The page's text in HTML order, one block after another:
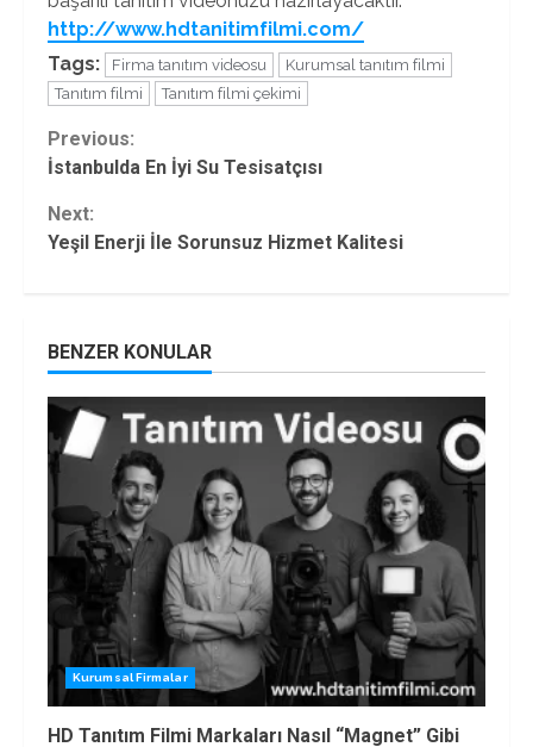
http://www.hdtanitimfilmi.com/
Tags:
Firma tanıtım videosu
Kurumsal tanıtım filmi
Tanıtım filmi
Tanıtım filmi çekimi
Continue
Previous:
İstanbulda En İyi Su Tesisatçısı
Next:
Yeşil Enerji İle Sorunsuz Hizmet Kalitesi
BENZER KONULAR
Kurumsal Firmalar
HD Tanıtım Filmi Markaları Nasıl “Magnet” Gibi